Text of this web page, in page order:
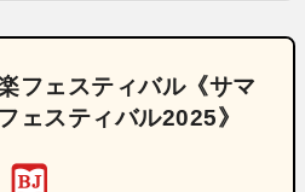
フェスティバル《サマ
ェスティバル2025》